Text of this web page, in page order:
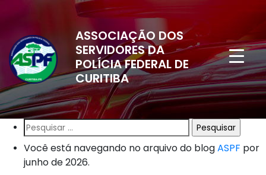
ASSOCIAÇÃO DOS
SERVIDORES DA
POLÍCIA FEDERAL DE
CURITIBA
Pesquisar
por:
Você está navegando no arquivo do blogASPF por
junho de 2026.